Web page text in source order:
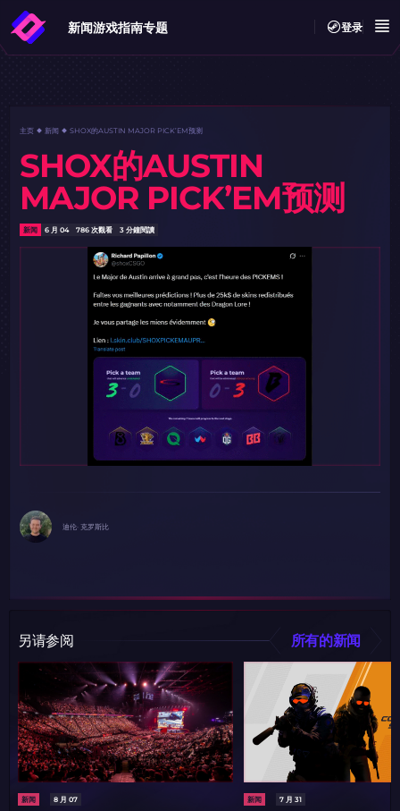
新闻游戏指南专题 登录
主页 新闻 SHOX的AUSTIN MAJOR PICK’EM预测
SHOX的AUSTIN
MAJOR PICK’EM预测
新闻 6 月 04 786 次觀看 3 分鐘閱讀
迪伦· 克罗斯比
另请参阅 所有的新闻
新闻 8 月 07 新闻 7 月 31